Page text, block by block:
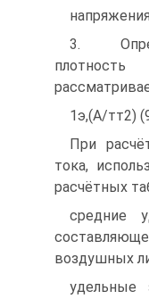
3.
1э,(А/тт2)
При
тока,
расчётных
средние
воздушных
удельные